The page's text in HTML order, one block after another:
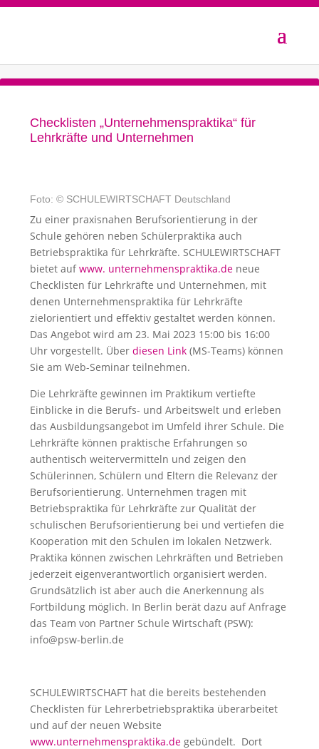
Checklisten „Unternehmenspraktika“ für
Lehrkräfte und Unternehmen
Foto: © SCHULEWIRTSCHAFT Deutschland
Zu einer praxisnahen Berufsorientierung in der
Schule gehören neben Schülerpraktika auch
Betriebspraktika für Lehrkräfte. SCHULEWIRTSCHAFT
bietet aufwww. unternehmenspraktika.de neue
Checklisten für Lehrkräfte und Unternehmen, mit
denen Unternehmenspraktika für Lehrkräfte
zielorientiert und effektiv gestaltet werden können.
Das Angebot wird am 23. Mai 2023 15:00 bis 16:00
Uhr vorgestellt. Über diesen Link (MS-Teams) können
Sie am Web-Seminar teilnehmen.
Die Lehrkräfte gewinnen im Praktikum vertiefte
Einblicke in die Berufs- und Arbeitswelt und erleben
das Ausbildungsangebot im Umfeld ihrer Schule. Die
Lehrkräfte können praktische Erfahrungen so
authentisch weitervermitteln und zeigen den
Schülerinnen, Schülern und Eltern die Relevanz der
Berufsorientierung. Unternehmen tragen mit
Betriebspraktika für Lehrkräfte zur Qualität der
schulischen Berufsorientierung bei und vertiefen die
Kooperation mit den Schulen im lokalen Netzwerk.
Praktika können zwischen Lehrkräften und Betrieben
jederzeit eigenverantwortlich organisiert werden.
Grundsätzlich ist aber auch die Anerkennung als
Fortbildung möglich. In Berlin berät dazu auf Anfrage
das Team von Partner Schule Wirtschaft (PSW):
info@psw-berlin.de
SCHULEWIRTSCHAFT hat die bereits bestehenden
Checklisten für Lehrerbetriebspraktika überarbeitet
und auf der neuen Website
www.unternehmenspraktika.de gebündelt. Dort